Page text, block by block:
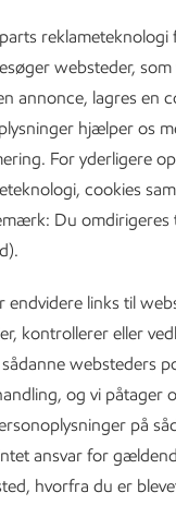
reklameteknologi
websteder,
annonce, lagres en
hjælper os
For yderligere
cookies
Du omdirigeres
endvidere links til
kontrollerer eller
websteders
og vi påtager
på
ansvar for
hvorfra du er